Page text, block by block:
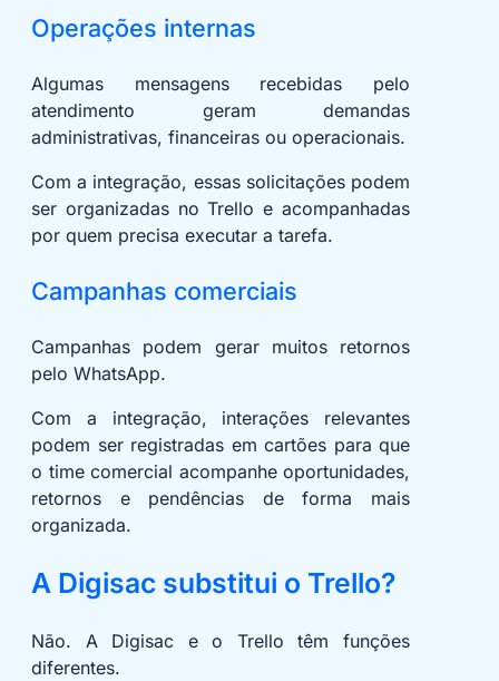
Operações internas
Algumas mensagens recebidas pelo
atendimento geram demandas
administrativas, financeiras ou operacionais.
Com a integração, essas solicitações podem
ser organizadas no Trello e acompanhadas
por quem precisa executar a tarefa.
Campanhas comerciais
Campanhas podem gerar muitos retornos
pelo WhatsApp.
Com a integração, interações relevantes
podem ser registradas em cartões para que
o time comercial acompanhe oportunidades,
retornos e pendências de forma mais
organizada.
A Digisac substitui o Trello?
Não. A Digisac e o Trello têm funções
diferentes.